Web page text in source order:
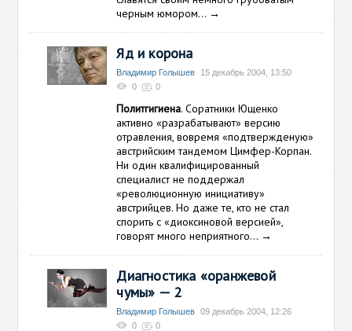
черным юмором… →
Яд и корона
Владимир Голышев
15 декабрь 2004, 13:50
0
0
Политгигиена. Соратники Ющенко
активно «разрабатывают» версию
отравления, вовремя «подтвержденую»
австрийским тандемом Цимфер-Корпан.
Ни один квалифицированный
специалист не поддержал
«революционную инициативу»
австрийцев. Но даже те, кто не стал
спорить с «диоксиновой версией»,
говорят много неприятного… →
Диагностика «оранжевой
чумы» — 2
Владимир Голышев
09 декабрь 2004, 12:26
0
0